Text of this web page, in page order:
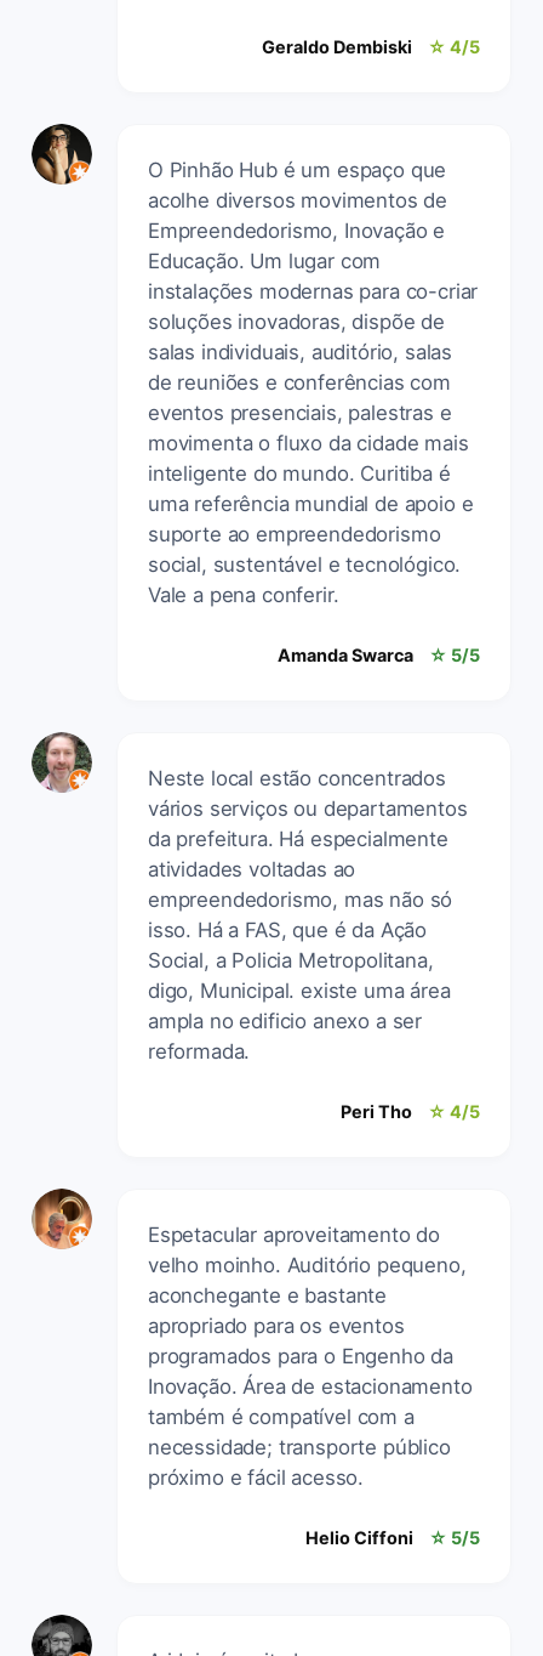
Geraldo Dembiski ☆ 4/5
O Pinhão Hub é um espaço que
acolhe diversos movimentos de
Empreendedorismo, Inovação e
Educação. Um lugar com
instalações modernas para co-criar
soluções inovadoras, dispõe de
salas individuais, auditório, salas
de reuniões e conferências com
eventos presenciais, palestras e
movimenta o fluxo da cidade mais
inteligente do mundo. Curitiba é
uma referência mundial de apoio e
suporte ao empreendedorismo
social, sustentável e tecnológico.
Vale a pena conferir.
Amanda Swarca ☆ 5/5
Neste local estão concentrados
vários serviços ou departamentos
da prefeitura. Há especialmente
atividades voltadas ao
empreendedorismo, mas não só
isso. Há a FAS, que é da Ação
Social, a Policia Metropolitana,
digo, Municipal. existe uma área
ampla no edificio anexo a ser
reformada.
Peri Tho ☆ 4/5
Espetacular aproveitamento do
velho moinho. Auditório pequeno,
aconchegante e bastante
apropriado para os eventos
programados para o Engenho da
Inovação. Área de estacionamento
também é compatível com a
necessidade; transporte público
próximo e fácil acesso.
Helio Ciffoni ☆ 5/5